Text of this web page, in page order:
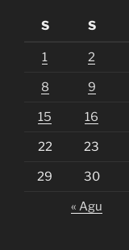
S
S
1 2
8 9
15 16
22 23
29 30
« Agu